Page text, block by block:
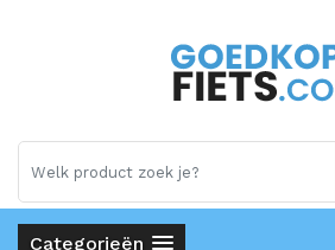
Categorieën